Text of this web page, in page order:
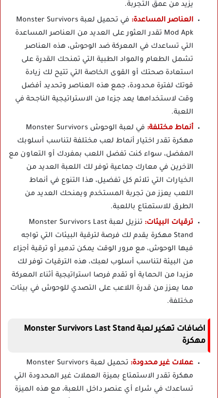
يزيد من عمق التجربة.
العناصر المساعدة:
في تحميل لعبة Monster Survivors
Mod Apk تقدر العثور على العديد من العناصر المساعدة
التي تساعدك في المعركة ضد الوحوش، هذه العناصر
تشمل الطعام والمواد الطبية التي تمنحك القدرة على
استعادة صحتك أو القوى الخاصة التي تتيح لك زيادة
قوتك لفترة محدودة، جمع هذه العناصر وتحديد أفضل
وقت لاستخدامها يعد جزءا من الاستراتيجية الناجحة في
اللعبة.
أنماط مختلفة:
في لعبة الوحوش Monster Survivors
مهكرة تقدر اختيار أنماط لعب مختلفة لتناسب أسلوبك
المفضل، سواء كنت تفضل اللعب بمفردك أو التعاون مع
الآخرين في معارك جماعية توفر لك اللعبة العديد من
الخيارات التي تلائم كل تفضيل، هذا التنوع في أنماط
اللعب يعزز من تجربة المستخدم ويمنحك العديد من
الطرق للاستمتاع باللعبة.
ترقيات البيئات:
تنزيل لعبة Monster Survivors Last
Stand مهكرة يقدم لك فرصة لترقية البيئات التي تواجه
فيها الوحوش، مع مرور الوقت يمكن تدمير أو ترقية أجزاء
من البيئة لتناسب أسلوب لعبك، هذه الترقيات توفر لك
مزيدا من الحماية أو تقدم فرصا استراتيجية أثناء المعركة
مما يعزز من قدرة اللاعب على التصدي للوحوش في بيئات
مختلفة.
اضافات تهكير لعبة Monster Survivors Last Stand
مهكرة
عملات غير محدودة:
تحميل لعبة Monster Survivors
مهكرة تقدر الاستمتاع بميزة العملات غير المحدودة التي
تساعدك في شراء أي عنصر داخل اللعبة، مع هذه الميزة